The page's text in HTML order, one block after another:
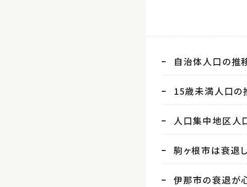
自治体人口の推
15歳未満人口の
人口集中地区人
駒ヶ根市は衰退
伊那市の衰退が